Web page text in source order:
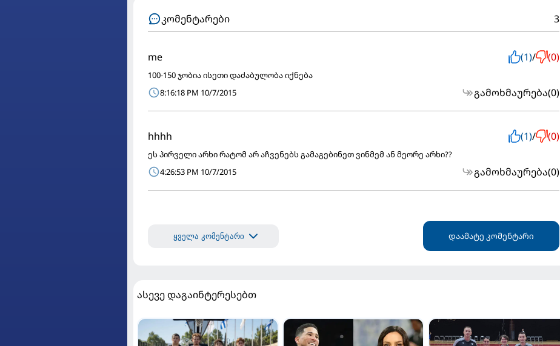
კომენტარები 3
me (1)/ (0)
100-150 ჯობია ისეთი დაძაბულობა იქნება
8:16:18 PM 10/7/2015
გამოხმაურება(0)
hhhh (1)/ (0)
ეს პირველი არხი რატომ არ აჩვენებს გამაგებინეთ ვინმემ ან მეორე არხი??
4:26:53 PM 10/7/2015
გამოხმაურება(0)
ყველა კომენტარი დაამატე კომენტარი
ასევე დაგაინტერესებთ